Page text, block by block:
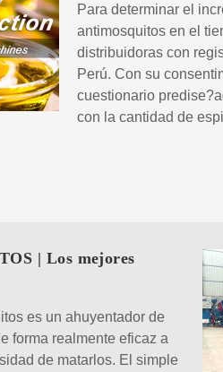
Para determinar el
antimosquitos en el
distribuidoras con
Perú. Con su
cuestionario
con la cantidad de
| Los mejores
es un ahuyentador de
forma realmente eficaz a
de matarlos. El simple